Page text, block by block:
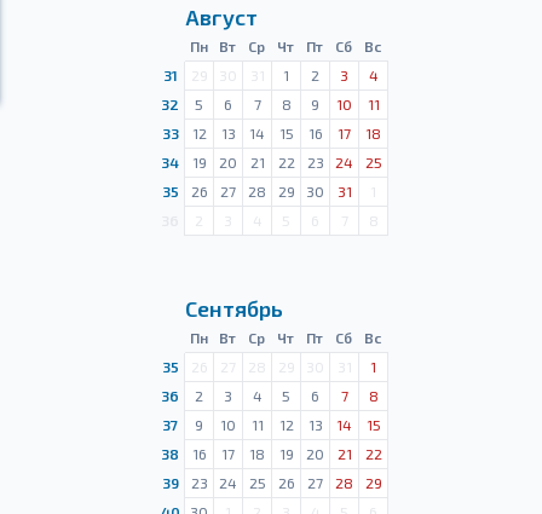
Август
Пн Вт Ср Чт Пт Сб
Вс
31
29 30 31 1 2 3
4
32
5 6 7 8 9 10
11
33
12 13 14 15 16 17
18
34
19 20 21 22 23 24
25
35
26 27 28 29 30 31
1
2 3 4 5 6 7 8
Сентябрь
Пн Вт Ср Чт Пт Сб
Вс
35
26 27 28 29 30 31
1
36
2 3 4 5 6 7
8
37
9 10 11 12 13 14
15
38
16 17 18 19 20 21
22
39
23 24 25 26 27 28
29